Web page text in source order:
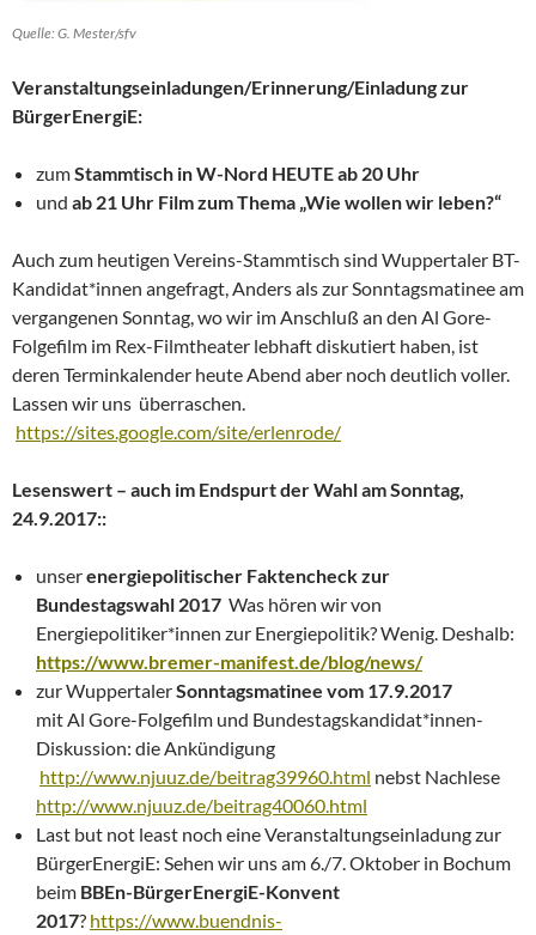
Quelle: G. Mester/sfv
Veranstaltungseinladungen/Erinnerung/Einladung zur
BürgerEnergiE:
zumStammtisch in W-Nord HEUTE ab 20 Uhr
und ab 21 Uhr Film zum Thema „Wie wollen wir leben?“
Auch zum heutigen Vereins-Stammtisch sind Wuppertaler BT-
Kandidat*innen angefragt, Anders als zur Sonntagsmatinee am
vergangenen Sonntag, wo wir im Anschluß an den Al Gore-
Folgefilm im Rex-Filmtheater lebhaft diskutiert haben, ist
deren Terminkalender heute Abend aber noch deutlich voller.
Lassen wir uns überraschen.
https://sites.google.com/site/erlenrode/
Lesenswert – auch im Endspurt der Wahl am Sonntag,
24.9.2017::
unserenergiepolitischer Faktencheckzur
Bundestagswahl 2017 Was hören wir von
Energiepolitiker*innen zur Energiepolitik? Wenig. Deshalb:
https://www.bremer-manifest.de/blog/news/
zur WuppertalerSonntagsmatinee vom 17.9.2017
mit Al Gore-Folgefilm und Bundestagskandidat*innen-
Diskussion: die Ankündigung
http://www.njuuz.de/beitrag39960.html nebst Nachlese
http://www.njuuz.de/beitrag40060.html
Last but not least noch eine Veranstaltungseinladung zur
BürgerEnergiE: Sehen wir uns am 6./7. Oktober in Bochum
beim BBEn-BürgerEnergiE-Konvent
2017? https://www.buendnis-